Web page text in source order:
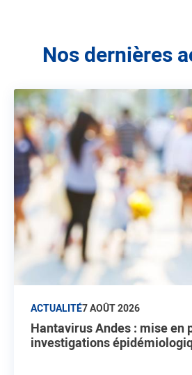
Nos dernières
ACTUALITÉ7 AOÛT 2026
Hantavirus Andes : mise en
investigations